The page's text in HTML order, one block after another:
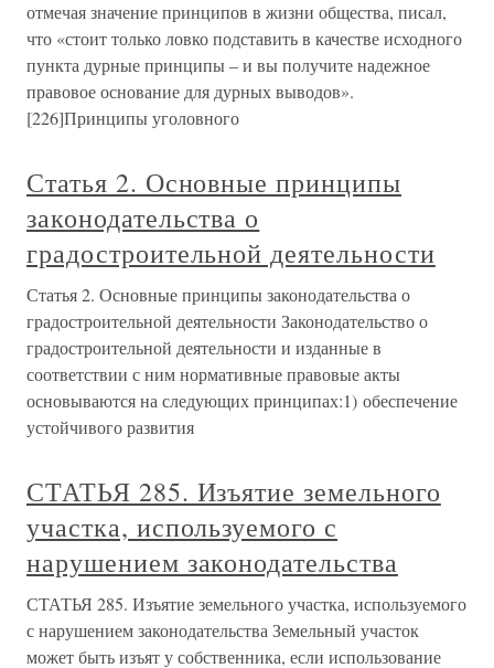
отмечая значение принципов в жизни общества, писал,
что «стоит только ловко подставить в качестве исходного
пункта дурные принципы – и вы получите надежное
правовое основание для дурных выводов».
[226]Принципы уголовного
Статья 2. Основные принципы
законодательства о
градостроительной деятельности
Статья 2. Основные принципы законодательства о
градостроительной деятельности Законодательство о
градостроительной деятельности и изданные в
соответствии с ним нормативные правовые акты
основываются на следующих принципах:1) обеспечение
устойчивого развития
СТАТЬЯ 285. Изъятие земельного
участка, используемого с
нарушением законодательства
СТАТЬЯ 285. Изъятие земельного участка, используемого
с нарушением законодательства Земельный участок
может быть изъят у собственника, если использование